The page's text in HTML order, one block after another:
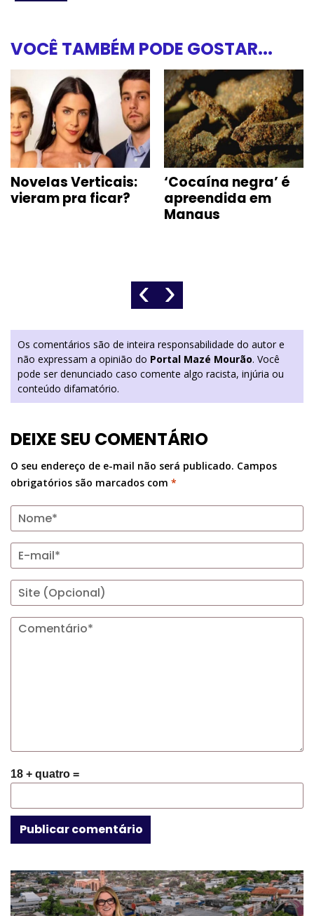
VOCÊ TAMBÉM PODE GOSTAR...
Novelas Verticais:
vieram pra ficar?
‘Cocaína negra’ é
apreendida em
Manaus
‹ ›
Os comentários são de inteira responsabilidade do autor e
não expressam a opinião do Portal Mazé Mourão. Você
pode ser denunciado caso comente algo racista, injúria ou
conteúdo difamatório.
DEIXE SEU COMENTÁRIO
O seu endereço de e-mail não será publicado. Campos
obrigatórios são marcados com *
18 + quatro =